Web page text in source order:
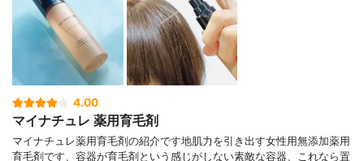
4.00
マイナチュレ 薬用育毛剤
マイナチュレ薬用育毛剤の紹介です地肌力を引き出す女性用無添加薬用
育毛剤です、容器が育毛剤という感じがしない素敵な容器、これなら置